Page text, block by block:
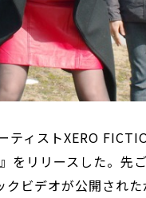
ティストXERO
をリリースした。先
ビデオが公開され